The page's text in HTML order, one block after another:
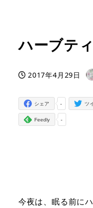
ハーブテ
投稿日
2017年4月29日
著
-
シェア ツ
-
Feedly
今夜は、眠る前に